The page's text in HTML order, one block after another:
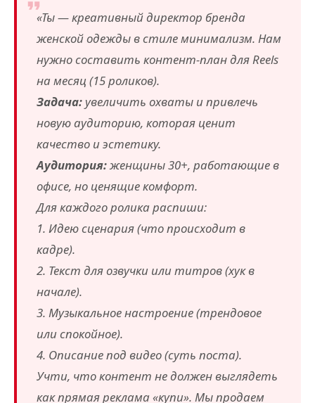
«Ты — креативный директор бренда
женской одежды в стиле минимализм. Нам
нужно составить контент-план для Reels
на месяц (15 роликов).
Задача: увеличить охваты и привлечь
новую аудиторию, которая ценит
качество и эстетику.
Аудитория:женщины 30+, работающие в
офисе, но ценящие комфорт.
Для каждого ролика распиши:
1. Идею сценария (что происходит в
кадре).
2. Текст для озвучки или титров (хук в
начале).
3. Музыкальное настроение (трендовое
или спокойное).
4. Описание под видео (суть поста).
Учти, что контент не должен выглядеть
как прямая реклама «купи». Мы продаем